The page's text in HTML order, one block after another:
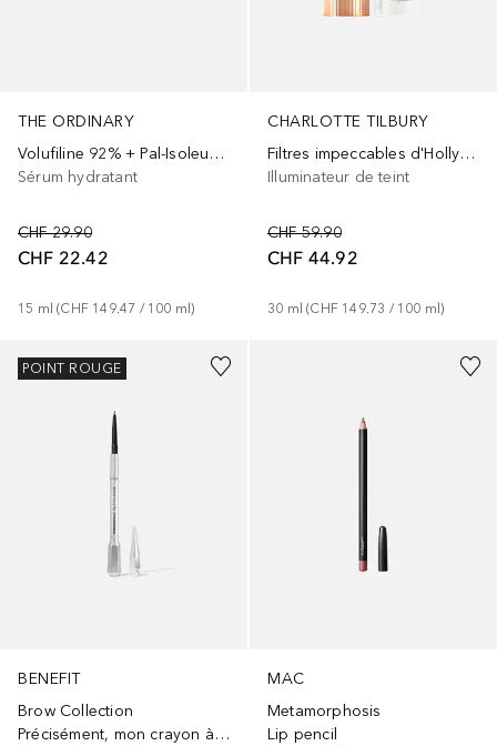
THE ORDINARY
Volufiline 92% + Pal-Isoleucine 1%
Sérum hydratant
CHF 29.90
CHF 22.42
15 ml (CHF 149.47 / 100 ml)
CHARLOTTE TILBURY
Filtres impeccables d'Hollywood
Illuminateur de teint
CHF 59.90
CHF 44.92
30 ml (CHF 149.73 / 100 ml)
BENEFIT
Brow Collection
Précisément, mon crayon à sourcils
POINT ROUGE
+9
MAC
Metamorphosis
Lip pencil
+32